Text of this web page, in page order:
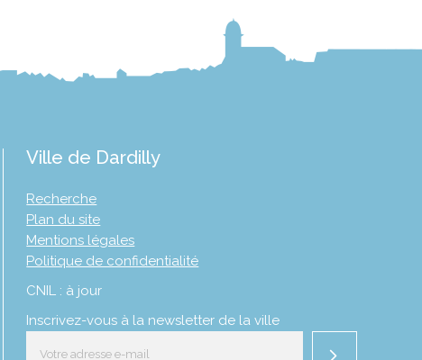
Ville de Dardilly
Recherche
Plan du site
Mentions légales
Politique de confidentialité
CNIL : à jour
Inscrivez-vous à la newsletter de la ville